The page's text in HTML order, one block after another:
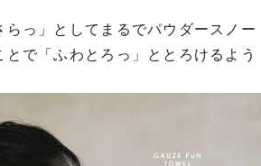
っ」としてまるでパウダースノー
で「ふわとろっ」ととろけるよう